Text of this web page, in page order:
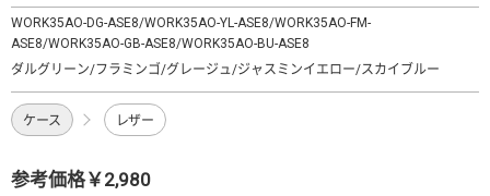
WORK35AO-DG-ASE8/WORK35AO-YL-ASE8/WORK35AO-FM-
ASE8/WORK35AO-GB-ASE8/WORK35AO-BU-ASE8
ダルグリーン/フラミンゴ/グレージュ/ジャスミンイエロー/スカイブルー
ケース レザー
参考価格￥2,980